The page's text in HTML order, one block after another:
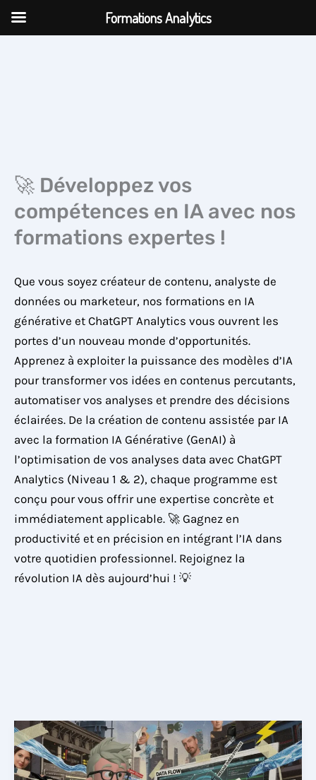
Aller
🚀 Développez vos
compétences en IA avec nos
formations expertes !
Que vous soyez créateur de contenu, analyste de
données ou marketeur, nos formations en IA
générative et ChatGPT Analytics vous ouvrent les
portes d’un nouveau monde d’opportunités.
Apprenez à exploiter la puissance des modèles d’IA
pour transformer vos idées en contenus percutants,
automatiser vos analyses et prendre des décisions
éclairées. De la création de contenu assistée par IA
avec la formation IA Générative (GenAI) à
l’optimisation de vos analyses data avec ChatGPT
Analytics (Niveau 1 & 2), chaque programme est
conçu pour vous offrir une expertise concrète et
immédiatement applicable. 🚀 Gagnez en
productivité et en précision en intégrant l’IA dans
votre quotidien professionnel. Rejoignez la
révolution IA dès aujourd’hui ! 💡
Formations Analytics